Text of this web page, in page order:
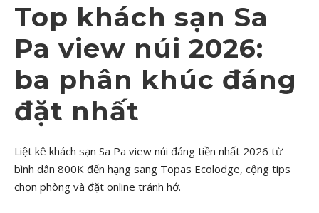
Top khách sạn Sa
Pa view núi 2026:
ba phân khúc đáng
đặt nhất
Liệt kê khách sạn Sa Pa view núi đáng tiền nhất 2026 từ
bình dân 800K đến hạng sang Topas Ecolodge, cộng tips
chọn phòng và đặt online tránh hớ.